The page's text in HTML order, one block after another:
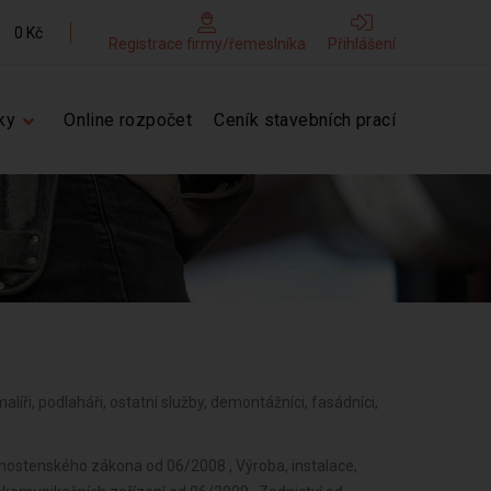
0 Kč
Registrace firmy/řemeslníka Přihlášení
Online rozpočet Ceník stavebních prací
podlaháři, ostatní služby, demontážníci, fasádníci,
zákona od 06/2008 , Výroba, instalace,